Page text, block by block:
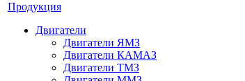
Продукция
Двигатели
Двигатели ЯМЗ
Двигатели КАМАЗ
Двигатели ТМЗ